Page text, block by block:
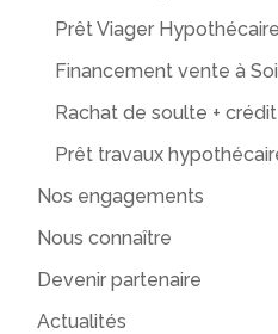
Prêt Viager Hypothécaire
Financement vente à
Rachat de soulte +
Prêt travaux
Nos engagements
Nous connaître
Devenir partenaire
Actualités